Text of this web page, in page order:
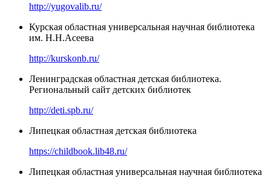
http://yugovalib.ru/
Курская областная универсальная научная библиотека
им. Н.Н.Асеева
http://kurskonb.ru/
Ленинградская областная детская библиотека.
Региональный сайт детских библиотек
http://deti.spb.ru/
Липецкая областная детская библиотека
https://childbook.lib48.ru/
Липецкая областная универсальная научная библиотека